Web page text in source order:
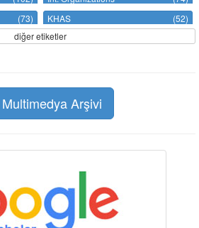
(73) KHAS
(52)
diğer etiketler
Multimedya Arşivi